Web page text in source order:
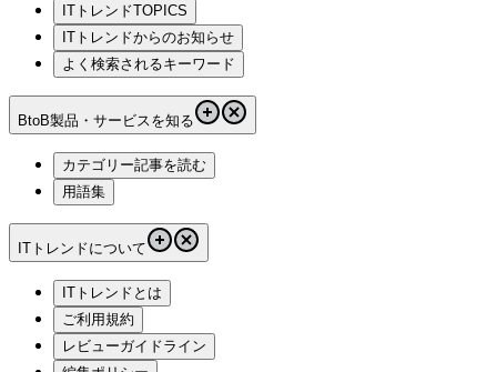
ITトレンドTOPICS
ITトレンドからのお知らせ
よく検索されるキーワード
BtoB製品・サービスを知る
カテゴリー記事を読む
用語集
ITトレンドについて
ITトレンドとは
ご利用規約
レビューガイドライン